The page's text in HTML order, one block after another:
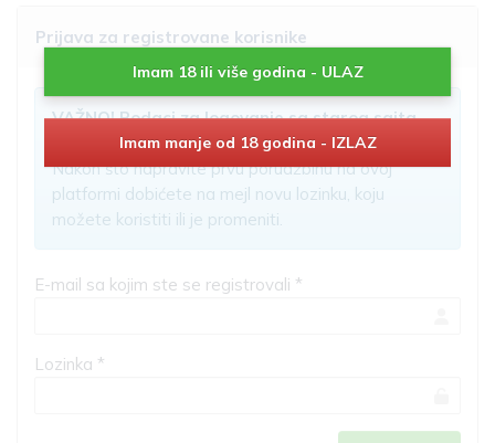
Prijava za registrovane korisnike
VAŽNO! Podaci za logovanje sa starog sajta
nisu aktivni!
Nakon što napravite prvu porudžbinu na ovoj
platformi dobićete na mejl novu lozinku, koju
možete koristiti ili je promeniti.
E-mail sa kojim ste se registrovali *
Lozinka *
Imam 18 ili više godina - ULAZ
Imam manje od 18 godina - IZLAZ